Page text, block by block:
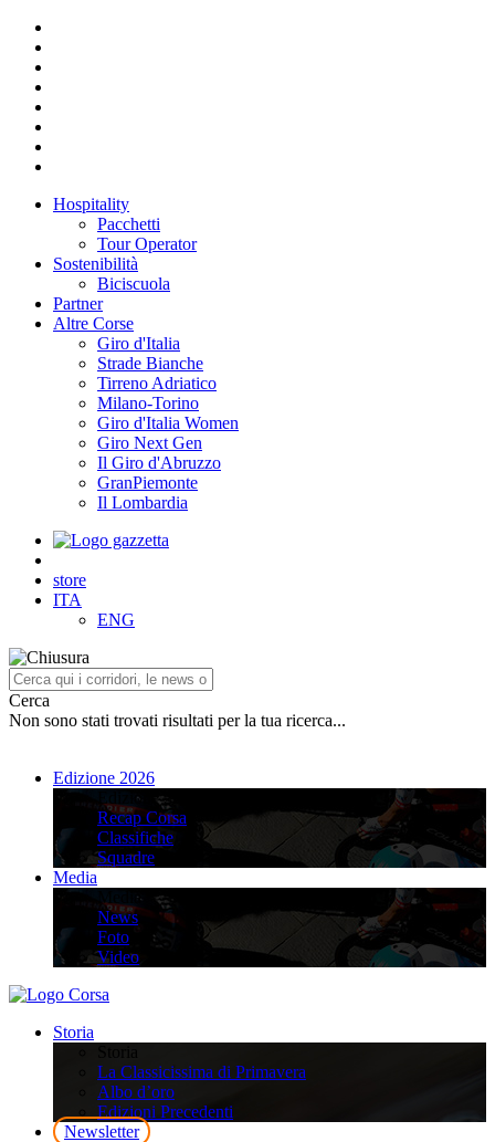
Hospitality
Pacchetti
Tour Operator
Sostenibilità
Biciscuola
Partner
Altre Corse
Giro d'Italia
Strade Bianche
Tirreno Adriatico
Milano-Torino
Giro d'Italia Women
Giro Next Gen
Il Giro d'Abruzzo
GranPiemonte
Il Lombardia
store
ITA
ENG
Cerca
Non sono stati trovati risultati per la tua ricerca...
Edizione 2026
Edizione 2026
Recap Corsa
Classifiche
Squadre
Media
Media
News
Foto
Video
Storia
La Classicissima di Primavera
Albo d’oro
Edizioni Precedenti
Newsletter